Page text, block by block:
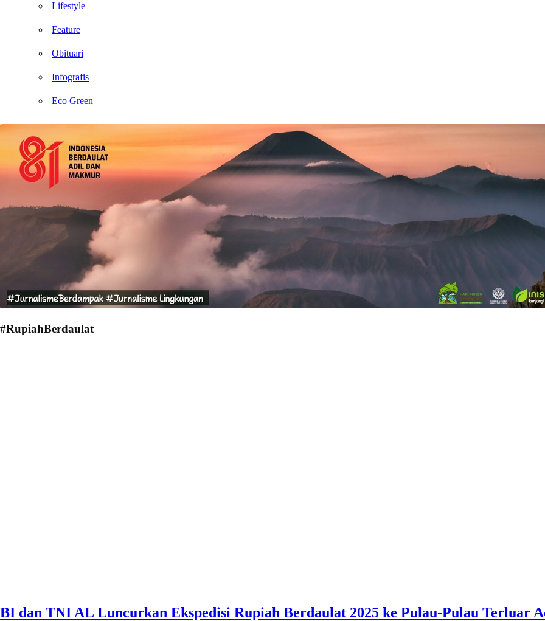
Lifestyle
Feature
Obituari
Infografis
Eco Green
#RupiahBerdaulat
BI dan TNI AL Luncurkan Ekspedisi Rupiah Berdaulat 2025 ke Pulau-Pulau Terluar